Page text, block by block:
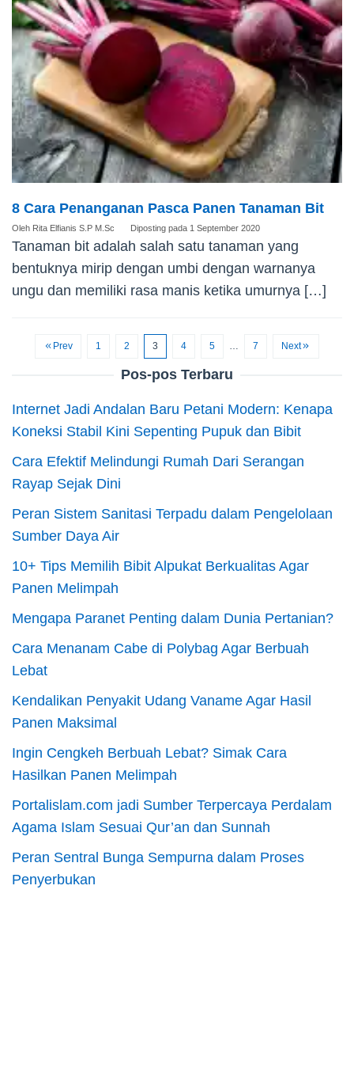
8 Cara Penanganan Pasca Panen Tanaman Bit
Oleh Rita Elfianis S.P M.Sc Diposting pada 1 September 2020
Tanaman bit adalah salah satu tanaman yang
bentuknya mirip dengan umbi dengan warnanya
ungu dan memiliki rasa manis ketika umurnya […]
Prev 1 2 3 4 5 7 Next
Pos-pos Terbaru
Internet Jadi Andalan Baru Petani Modern: Kenapa
Koneksi Stabil Kini Sepenting Pupuk dan Bibit
Cara Efektif Melindungi Rumah Dari Serangan
Rayap Sejak Dini
Peran Sistem Sanitasi Terpadu dalam Pengelolaan
Sumber Daya Air
10+ Tips Memilih Bibit Alpukat Berkualitas Agar
Panen Melimpah
Mengapa Paranet Penting dalam Dunia Pertanian?
Cara Menanam Cabe di Polybag Agar Berbuah
Lebat
Kendalikan Penyakit Udang Vaname Agar Hasil
Panen Maksimal
Ingin Cengkeh Berbuah Lebat? Simak Cara
Hasilkan Panen Melimpah
Portalislam.com jadi Sumber Terpercaya Perdalam
Agama Islam Sesuai Qur’an dan Sunnah
Peran Sentral Bunga Sempurna dalam Proses
Penyerbukan